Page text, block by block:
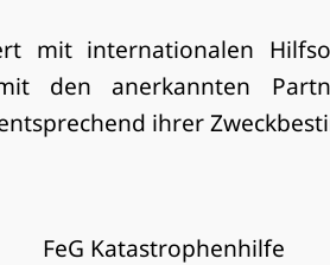
mit internationalen
den anerkannten
ihrer
FeG Katastrophenhilfe